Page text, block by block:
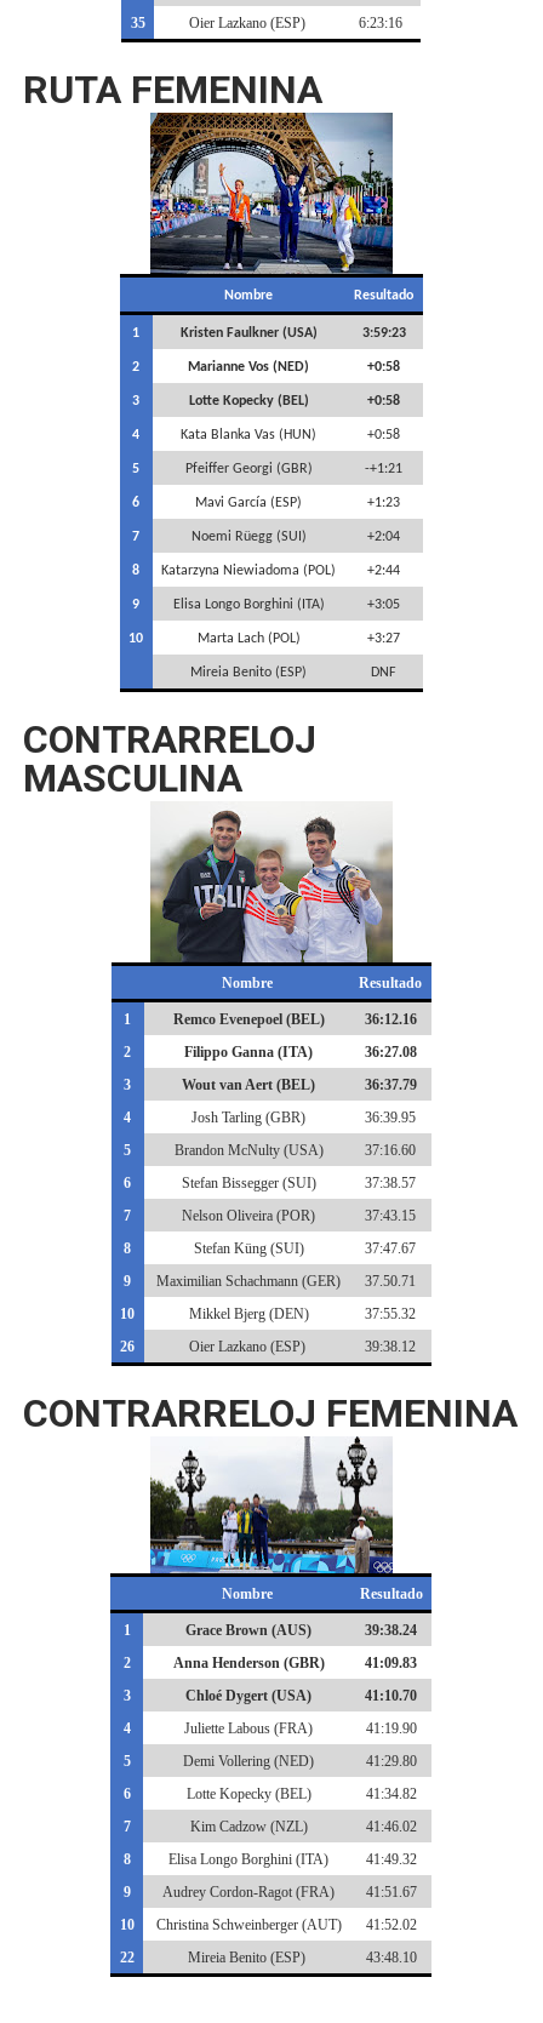
35
Oier Lazkano (ESP) 6:23:16
RUTA FEMENINA
Nombre Resultado
1 Kristen Faulkner (USA) 3:59:23
2 Marianne Vos (NED) +0:58
3 Lotte Kopecky (BEL) +0:58
4 Kata Blanka Vas (HUN) +0:58
5 Pfeiffer Georgi (GBR) -+1:21
6 Mavi García (ESP) +1:23
7 Noemi Rüegg (SUI) +2:04
8 Katarzyna Niewiadoma (POL) +2:44
9 Elisa Longo Borghini (ITA) +3:05
10 Marta Lach (POL) +3:27
Mireia Benito (ESP) DNF
CONTRARRELOJ
MASCULINA
Nombre Resultado
1 Remco Evenepoel (BEL)
36:12.16
2
Filippo Ganna (ITA)
36:27.08
3
Wout van Aert (BEL)
36:37.79
4
Josh Tarling (GBR)
36:39.95
5
Brandon McNulty (USA)
37:16.60
6
Stefan Bissegger (SUI)
37:38.57
7
Nelson Oliveira (POR)
37:43.15
8
Stefan Küng (SUI)
37:47.67
9
Maximilian Schachmann (GER)
37.50.71
10
Mikkel Bjerg (DEN)
37:55.32
26
Oier Lazkano (ESP) 39:38.12
CONTRARRELOJ FEMENINA
Nombre Resultado
1 Grace Brown (AUS)
39:38.24
2
Anna Henderson (GBR)
41:09.83
3
Chloé Dygert (USA)
41:10.70
4
Juliette Labous (FRA)
41:19.90
5
Demi Vollering (NED)
41:29.80
6
Lotte Kopecky (BEL)
41:34.82
7
Kim Cadzow (NZL)
41:46.02
8
Elisa Longo Borghini (ITA)
41:49.32
9
Audrey Cordon-Ragot (FRA)
41:51.67
10
Christina Schweinberger (AUT)
41:52.02
22
Mireia Benito (ESP) 43:48.10